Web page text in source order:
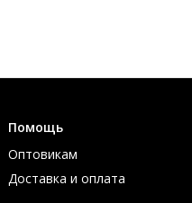
Помощь
Оптовикам
Доставка и оплата